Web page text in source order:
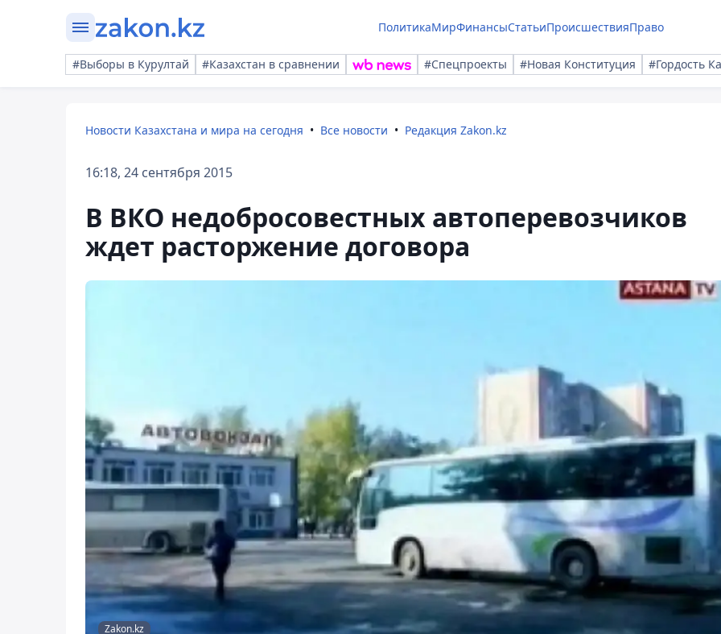
ПолитикаМирФинансыСтатьиПроисшествияПраво
#Выборы в Курултай #Казахстан в сравнении #Спецпроекты #Новая Конституция #Гордость
Новости Казахстана и мира на сегодня Все новости Редакция Zakon.kz
16:18, 24 сентября 2015
В ВКО недобросовестных автоперевозчиков
ждет расторжение договора
Zakon.kz